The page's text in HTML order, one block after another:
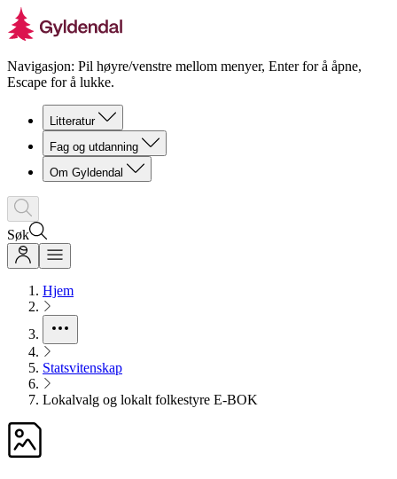
Navigasjon: Pil høyre/venstre mellom menyer, Enter for å åpne,
Escape for å lukke.
Litteratur
Fag og utdanning
Om Gyldendal
Søk
Hjem
Statsvitenskap
Lokalvalg og lokalt folkestyre E-BOK